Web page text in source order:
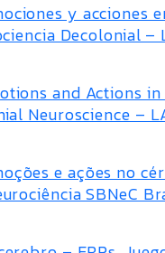
y acciones
Decolonial –
and Actions
Neuroscience –
e ações no
SBNeC